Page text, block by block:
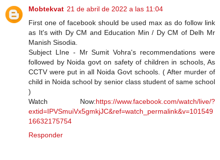
Mobtekvat 21 de abril de 2022 a las 11:04
First one of facebook should be used max as do follow link
as It's with Dy CM and Education Min / Dy CM of Delh Mr
Manish Sisodia.
Subject LIne - Mr Sumit Vohra's recommendations were
followed by Noida govt on safety of children in schools, As
CCTV were put in all Noida Govt schools. ( After murder of
child in Noida school by senior class student of same school
)
Watch Now:https://www.facebook.com/watch/live/?
extid=IPVSmuiVx5gmkjJC&ref=watch_permalink&v=101549
16632175754
Responder